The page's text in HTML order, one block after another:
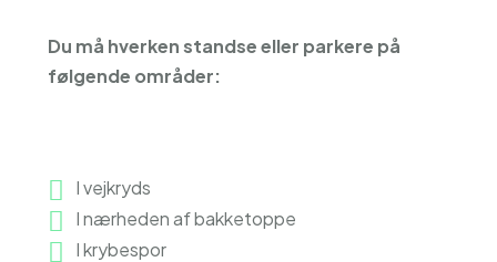
Du må hverken standse eller parkere på
følgende områder:
I vejkryds
I nærheden af bakketoppe
I krybespor